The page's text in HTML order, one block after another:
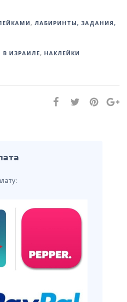
, ЛАБИРИНТЫ, ЗАДАНИЯ,
В ИЗРАИЛЕ, НАКЛЕЙКИ